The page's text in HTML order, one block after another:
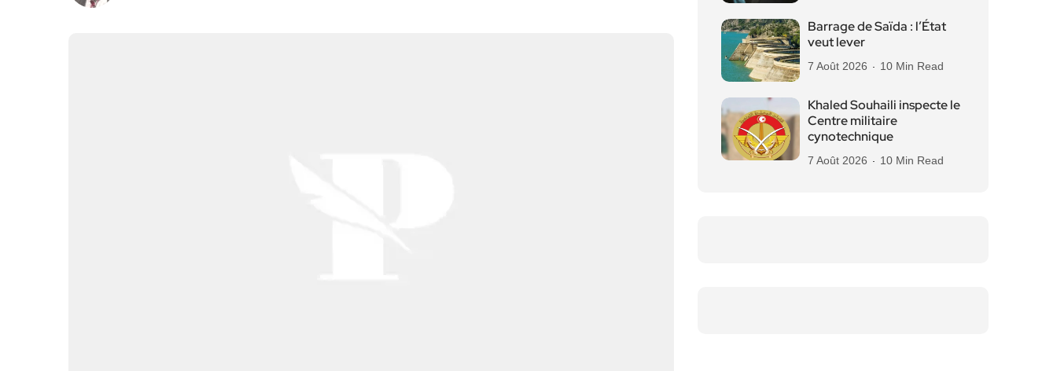
Barrage de Saïda : l’État
veut lever
7 Août 2026 10 Min Read
Khaled Souhaili inspecte le
Centre militaire
cynotechnique
7 Août 2026 10 Min Read